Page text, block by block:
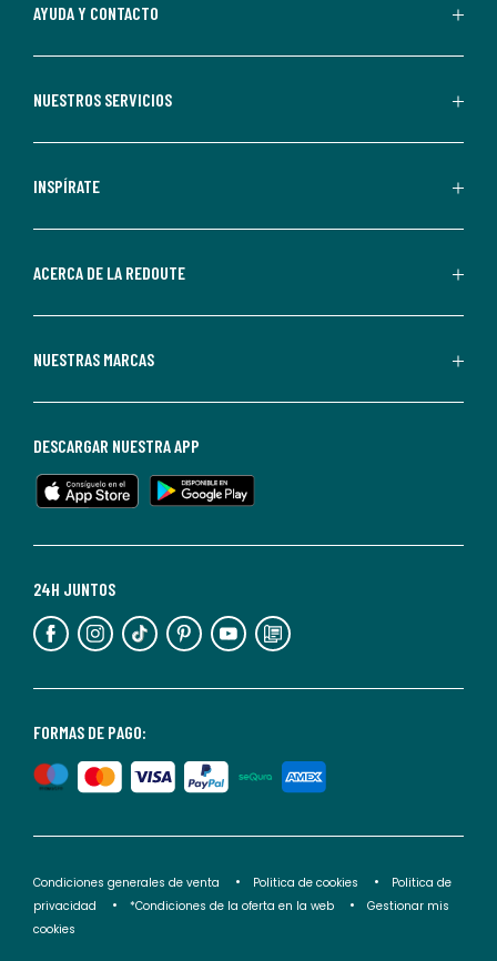
aceptas
comerciales
personalizadas
parte
Redoute.
de
en
cualquier
Para
información,
puedes
nuestra
de
privacidad</2>.
AYUDA Y CONTACTO
NUESTROS SERVICIOS
INSPÍRATE
ACERCA DE LA REDOUTE
NUESTRAS MARCAS
FORMAS DE PAGO:
24H JUNTOS
DESCARGAR NUESTRA APP
Condiciones generales de venta Politica de cookies
Politica de
privacidad
*Condiciones de la oferta en la web
Gestionar mis
cookies